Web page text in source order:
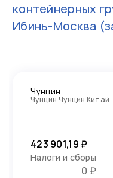
контейнерных
Ибинь-Москва
Чунцин
Чунцин Чунцин Китай
423 901,19 ₽
Налоги и сборы
0 ₽